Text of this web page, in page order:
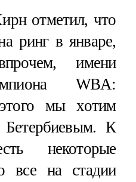
отметил, что
ринг в январе,
имени
WBA:
мы хотим
К
некоторые
все на стадии